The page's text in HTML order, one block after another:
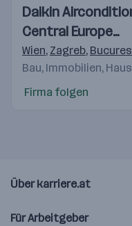
Videos
Einblicke
Einblicke
Daikin
Central Europe
HandelsgmbH
Wien, Zagreb,
Bau, Immobilien,
Firma folgen
Über karriere.at
Für Arbeitgeber